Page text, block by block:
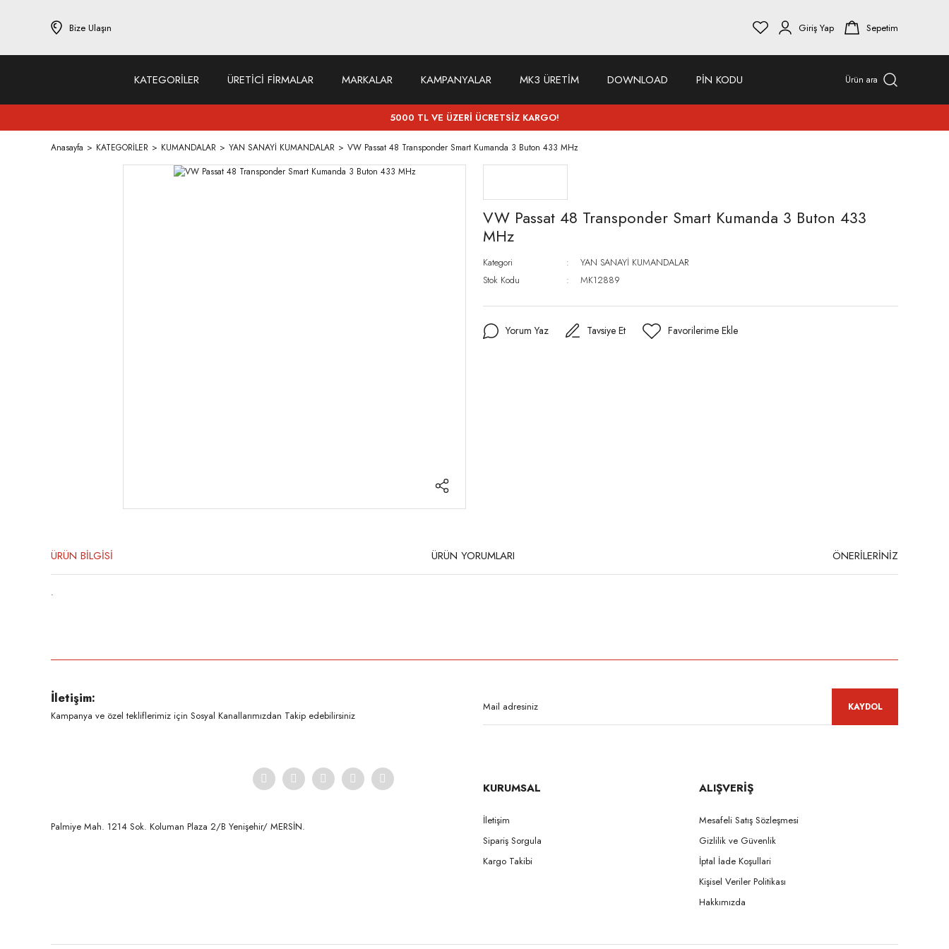
Bize Ulaşın Giriş Yap Sepetim
KATEGORİLER ÜRETİCİ FİRMALAR MARKALAR KAMPANYALAR MK3 ÜRETİM DOWNLOAD PİN KODU Ürün ara
5000 TL VE ÜZERİ ÜCRETSİZ KARGO!
Anasayfa KATEGORİLER KUMANDALAR YAN SANAYİ KUMANDALAR VW Passat 48 Transponder Smart Kumanda 3 Buton 433 MHz
VW Passat 48 Transponder Smart Kumanda 3 Buton 433
MHz
Kategori
YAN SANAYİ KUMANDALAR
Stok Kodu
MK12889
Yorum Yaz Tavsiye Et
ÜRÜN BİLGİSİ ÜRÜN YORUMLARI ÖNERİLERİNİZ
.
Ürün açıklamasında eksik bilgiler bulunuyor.
Ürün bilgilerinde hatalar bulunuyor.
İletişim:
Kampanya ve özel tekliflerimiz için Sosyal Kanallarımızdan Takip edebilirsiniz
KAYDOL
Palmiye Mah. 1214 Sok. Koluman Plaza 2/B Yenişehir/ MERSİN.ㅤㅤㅤㅤㅤㅤㅤㅤㅤㅤㅤㅤㅤㅤㅤㅤㅤㅤㅤㅤㅤㅤㅤㅤㅤㅤㅤㅤㅤㅤㅤㅤㅤㅤㅤ ㅤㅤㅤㅤㅤㅤㅤㅤㅤㅤ
KURUMSAL
İletişim
Sipariş Sorgula
Kargo Takibi
ALIŞVERİŞ
Mesafeli Satış Sözleşmesi
Gizlilik ve Güvenlik
İptal İade Koşullari
Kişisel Veriler Politikası
Hakkımızda